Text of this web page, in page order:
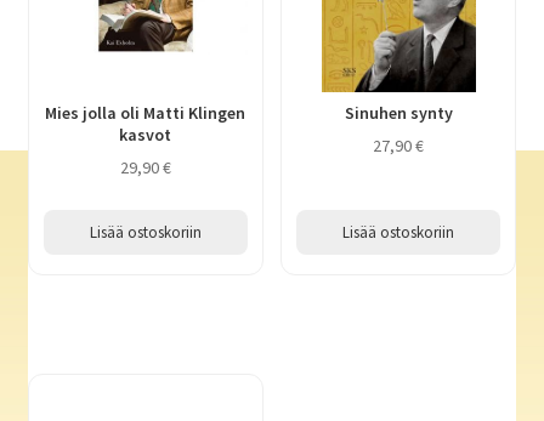
Mies jolla oli Matti Klingen
kasvot
29,90€
Lisää ostoskoriin
Sinuhen synty
27,90€
Lisää ostoskoriin